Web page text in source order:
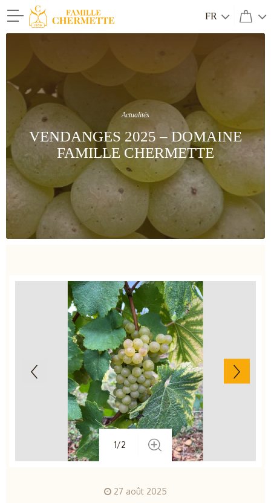
Famille Chermette
FR
Actualités
VENDANGES 2025 – DOMAINE
FAMILLE CHERMETTE
1/2
27 août 2025